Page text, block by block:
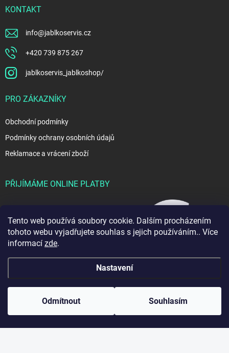
Tento web používá soubory cookie. Dalším procházením
tohoto webu vyjadřujete souhlas s jejich používáním.. Více
informací zde.
Nastavení
Odmítnout Souhlasím
KONTAKT
info@jablkoservis.cz
+420 739 875 267
jablkoservis_jablkoshop/
PRO ZÁKAZNÍKY
Obchodní podmínky
Podmínky ochrany osobních údajů
Reklamace a vrácení zboží
PŘIJÍMÁME ONLINE PLATBY
Vytvořil Shoptet
Copyright 2026 . Všechna práva vyhrazena.